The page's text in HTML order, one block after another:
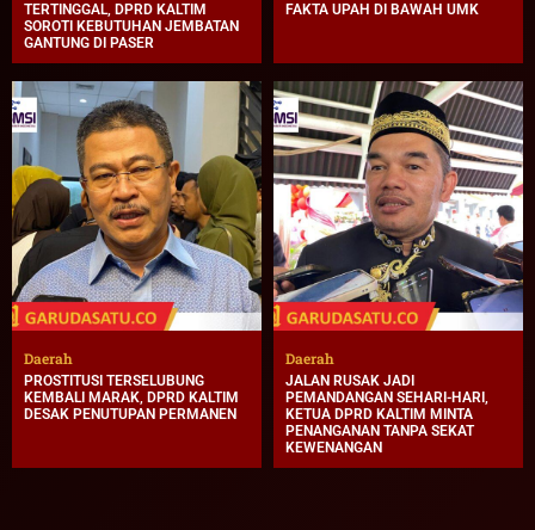
TERTINGGAL, DPRD KALTIM
SOROTI KEBUTUHAN JEMBATAN
GANTUNG DI PASER
FAKTA UPAH DI BAWAH UMK
Daerah
PROSTITUSI TERSELUBUNG
KEMBALI MARAK, DPRD KALTIM
DESAK PENUTUPAN PERMANEN
Daerah
JALAN RUSAK JADI
PEMANDANGAN SEHARI-HARI,
KETUA DPRD KALTIM MINTA
PENANGANAN TANPA SEKAT
KEWENANGAN